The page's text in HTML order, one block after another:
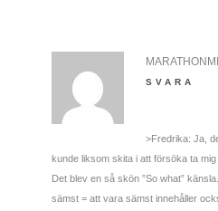
SVARA
>Fredrika: Ja,
kunde liksom skita i att försöka ta
Det blev en så skön ”So what”
sämst = att vara sämst innehåller